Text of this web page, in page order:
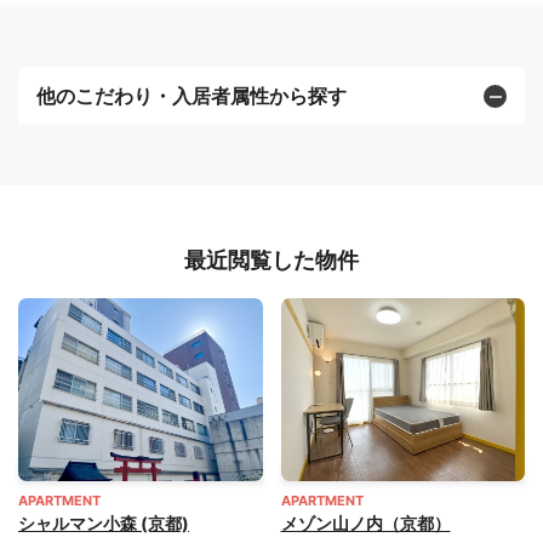
他のこだわり・入居者属性から探す
最近閲覧した物件
APARTMENT
シャルマン小森 (京都)
APARTMENT
メゾン山ノ内（京都）